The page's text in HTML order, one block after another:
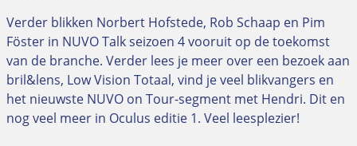
Verder blikken Norbert Hofstede, Rob Schaap en Pim
Fӧster in NUVO Talk seizoen 4 vooruit op de toekomst
van de branche. Verder lees je meer over een bezoek aan
bril&lens, Low Vision Totaal, vind je veel blikvangers en
het nieuwste NUVO on Tour-segment met Hendri. Dit en
nog veel meer in Oculus editie 1. Veel leesplezier!